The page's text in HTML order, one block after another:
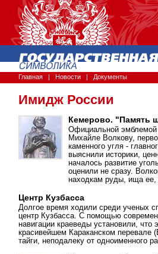
Главная | Новости | Документы
Имидж России
Кемерово. "Память
Официальной эмблемой
Михайле Волкову,
каменного угля -
выяснили историки,
началось развитие
оценили не сразу.
находкам руды, ища ее,
Центр Кузбасса
Долгое время ходили среди ученых
центр Кузбасса. С помощью
навигации краеведы установили, что
красивейшем Караканском перевале
тайги, неподалеку от одноименного